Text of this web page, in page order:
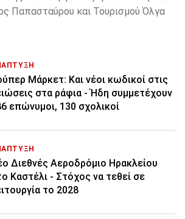
Παπασταύρου και Τουρισμού Όλγα
Μάρκετ: Και νέοι κωδικοί στις
στα ράφια - Ήδη συμμετέχουν
επώνυμοι, 130 σχολικοί
Διεθνές Αεροδρόμιο Ηρακλείου
Καστέλι - Στόχος να τεθεί σε
το 2028